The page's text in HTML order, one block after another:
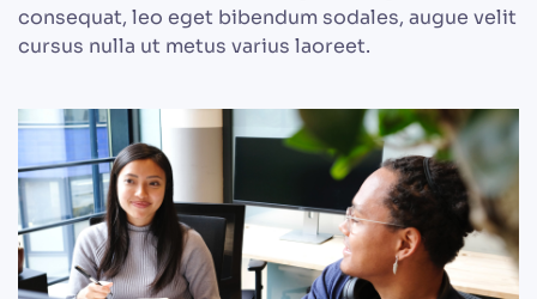
consequat, leo eget bibendum sodales, augue velit
cursus nulla ut metus varius laoreet.